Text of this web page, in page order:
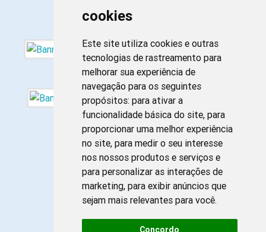
cookies
Este site utiliza cookies e outras
tecnologias de rastreamento para
melhorar sua experiência de
navegação para os seguintes
propósitos: para ativar a
funcionalidade básica do site, para
proporcionar uma melhor experiência
no site, para medir o seu interesse
nos nossos produtos e serviços e
para personalizar as interações de
marketing, para exibir anúncios que
sejam mais relevantes para você.
Concordo